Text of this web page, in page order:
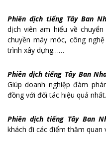
Phiên dịch tiếng Tây Ban
dịch viên am hiểu về
chuyền máy móc, công
trình xây dựng……
Phiên dịch tiếng Tây Ban
Giúp doanh nghiệp đàm
đồng với đối tác hiệu quả nhất.
Phiên dịch tiếng Tây Ban
khách đi các điểm thăm quan